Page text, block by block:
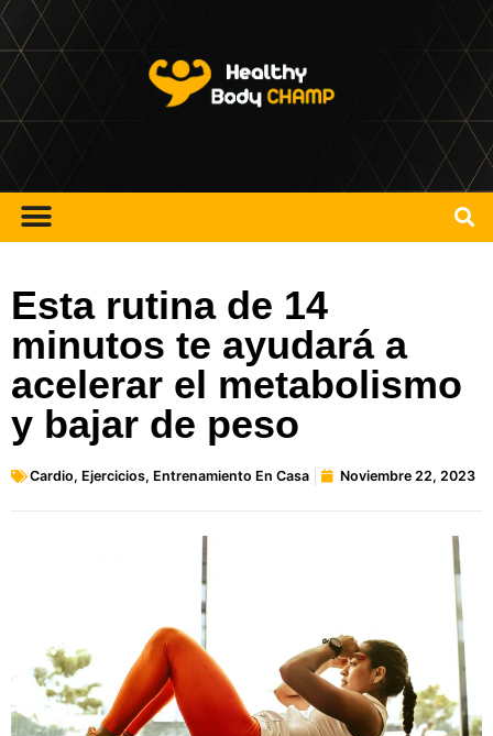
Esta rutina de 14
minutos te ayudará a
acelerar el metabolismo
y bajar de peso
Cardio, Ejercicios, Entrenamiento En Casa Noviembre 22, 2023